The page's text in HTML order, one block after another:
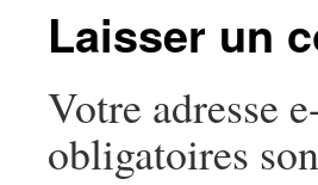
Laisser un
Votre adresse
obligatoires